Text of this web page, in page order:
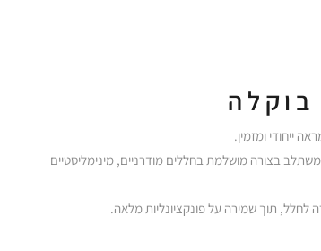
ייחודי ומזמין.
בצורה מושלמת בחללים מודרניים, מינימליסטיים
לחלל, תוך שמירה על פונקציונליות מלאה.